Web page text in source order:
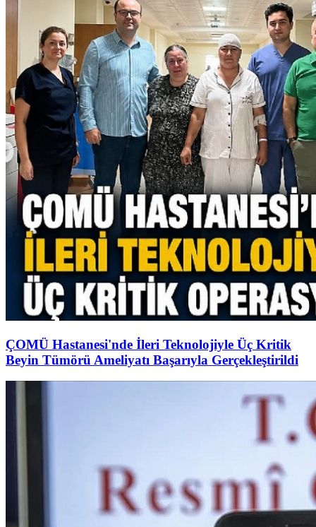
ÇOMÜ Hastanesi'nde İleri Teknolojiyle Üç Kritik
Beyin Tümörü Ameliyatı Başarıyla Gerçekleştirildi